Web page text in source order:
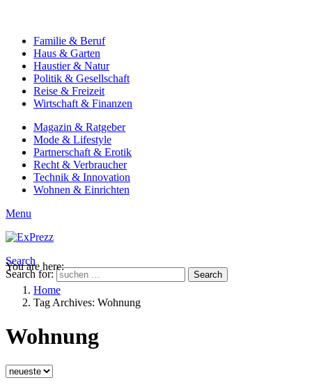
Familie & Beruf
Haus & Garten
Haustier & Natur
Politik & Gesellschaft
Reise & Freizeit
Wirtschaft & Finanzen
Magazin & Ratgeber
Mode & Lifestyle
Partnerschaft & Erotik
Recht & Verbraucher
Technik & Innovation
Wohnen & Einrichten
Menu
Search
Search for:
Search
You are here:
Home
Tag Archives: Wohnung
Wohnung